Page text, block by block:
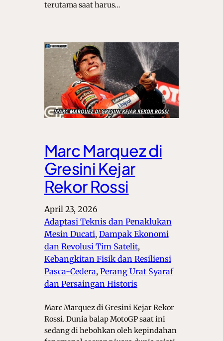
terutama saat harus…
Marc Marquez di
Gresini Kejar
Rekor Rossi
April 23, 2026
Adaptasi Teknis dan Penaklukan
Mesin Ducati, Dampak Ekonomi
dan Revolusi Tim Satelit
Kebangkitan Fisik dan Resiliensi
Pasca-Cedera, Perang Urat Syaraf
dan Persaingan Historis
Marc Marquez di Gresini Kejar Rekor
Rossi. Dunia balap MotoGP saat ini
sedang di hebohkan oleh kepindahan